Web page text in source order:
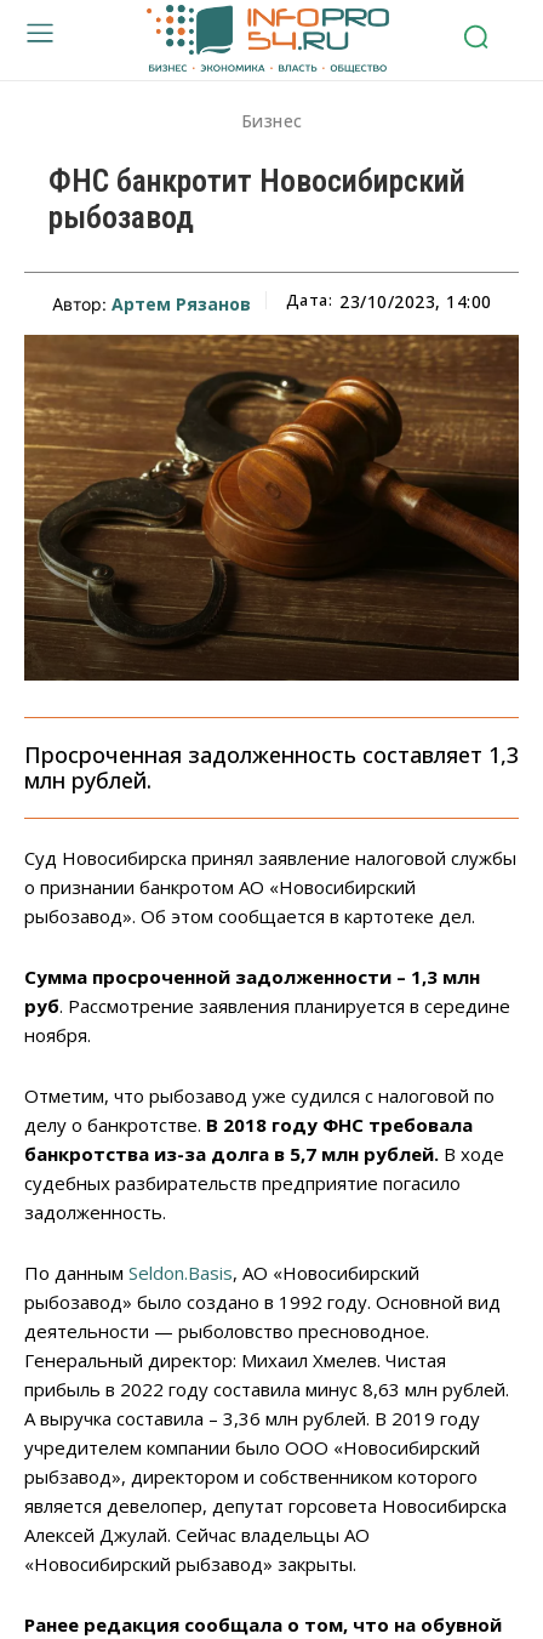
Бизнес
ФНС банкротит Новосибирский
рыбозавод
Автор: Артем Рязанов Дата: 23/10/2023, 14:00
Просроченная задолженность составляет 1,3
млн рублей.
Суд Новосибирска принял заявление налоговой службы
о признании банкротом АО «Новосибирский
рыбозавод». Об этом сообщается в картотеке дел.
Сумма просроченной задолженности – 1,3 млн
руб. Рассмотрение заявления планируется в середине
ноября.
Отметим, что рыбозавод уже судился с налоговой по
делу о банкротстве. В 2018 году ФНС требовала
банкротства из-за долга в 5,7 млн рублей. В ходе
судебных разбирательств предприятие погасило
задолженность.
По данным Seldon.Basis, АО «Новосибирский
рыбозавод» было создано в 1992 году. Основной вид
деятельности — рыболовство пресноводное.
Генеральный директор: Михаил Хмелев. Чистая
прибыль в 2022 году составила минус 8,63 млн рублей.
А выручка составила – 3,36 млн рублей. В 2019 году
учредителем компании было ООО «Новосибирский
рыбзавод», директором и собственником которого
является девелопер, депутат горсовета Новосибирска
Алексей Джулай. Сейчас владельцы АО
«Новосибирский рыбзавод» закрыты.
Ранее редакция сообщала о том, что на обувной